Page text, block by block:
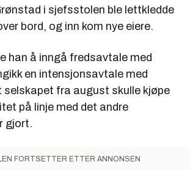
i sjefsstolen ble lettkledde
bord, og inn kom nye eiere.
han å inngå fredsavtale med
en intensjonsavtale med
selskapet fra august skulle kjøpe
på linje med det andre
gjort.
FORTSETTER ETTER ANNONSEN